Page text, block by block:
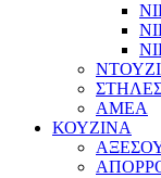
ΑΜΕΑ
ΚΟΥΖΙΝΑ